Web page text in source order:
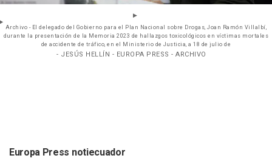
Archivo - El delegado del Gobierno para el Plan Nacional sobre Drogas, Joan Ramón Villalbí,
durante la presentación de la Memoria 2023 de hallazgos toxicológicos en víctimas mortales
de accidente de tráfico, en el Ministerio de Justicia, a 18 de julio de
- JESÚS HELLÍN - EUROPA PRESS - ARCHIVO
Europa Press notiecuador